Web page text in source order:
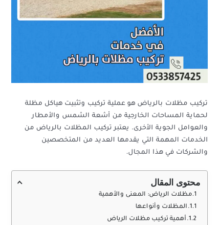
تركيب مظلات بالرياض هو عملية تركيب وتثبيت هياكل مظلة
لحماية المساحات الخارجية من أشعة الشمس والأمطار
والعوامل الجوية الأخرى. يعتبر تركيب المظلات بالرياض من
الخدمات المهمة التي يقدمها العديد من المتخصصين
والشركات في هذا المجال.
محتوى المقال
مظلات الرياض: المعنى والأهمية
المظلات وأنواعها
أهمية تركيب مظلات الرياض